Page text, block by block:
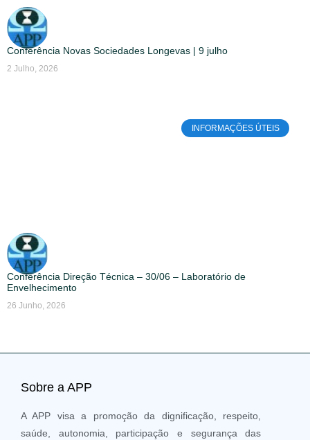
Conferência Novas Sociedades Longevas | 9 julho
2 Julho, 2026
INFORMAÇÕES ÚTEIS
Conferência Direção Técnica – 30/06 – Laboratório de
Envelhecimento
26 Junho, 2026
Sobre a APP
A APP visa a promoção da dignificação, respeito,
saúde, autonomia, participação e segurança das